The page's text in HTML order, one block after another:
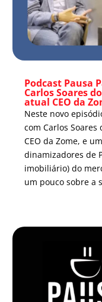
Podcast Pausa
Carlos Soares
atual CEO da
Neste novo
com Carlos
CEO da Zome, e
dinamizadores de
imobiliário) do
um pouco sobre a